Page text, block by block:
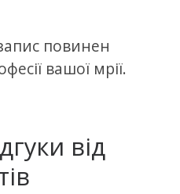
повинен
вашої мрії.
від